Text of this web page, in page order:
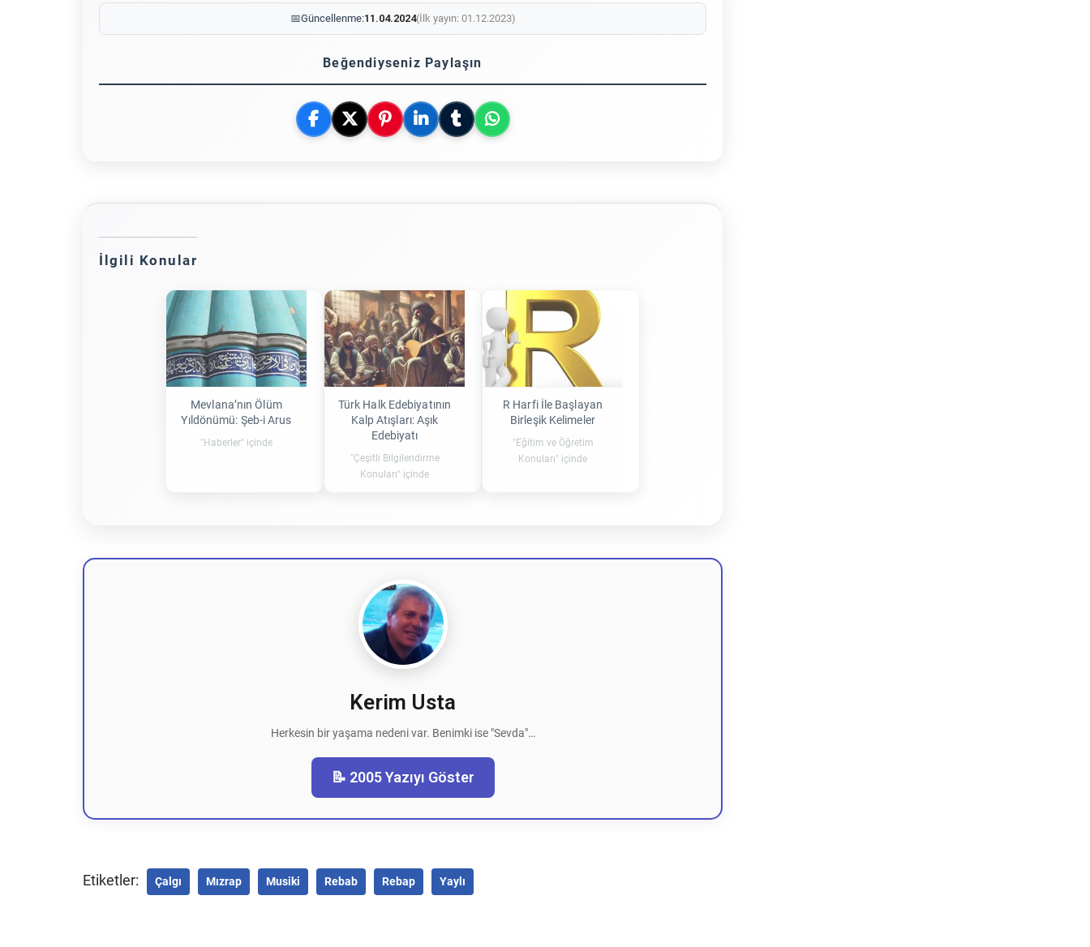
📅Güncellenme:11.04.2024(İlk yayın: 01.12.2023)
Beğendiyseniz Paylaşın
İlgili Konular
Mevlana’nın Ölüm
Yıldönümü: Şeb-i Arus
"Haberler" içinde
Türk Halk Edebiyatının
Kalp Atışları: Aşık
Edebiyatı
"Çeşitli Bilgilendirme
Konuları" içinde
R Harfi İle Başlayan
Birleşik Kelimeler
"Eğitim ve Öğretim
Konuları" içinde
Kerim Usta
Herkesin bir yaşama nedeni var. Benimki ise "Sevda"…
📝 2005 Yazıyı Göster
Etiketler: Çalgı Mızrap Musiki Rebab Rebap Yaylı